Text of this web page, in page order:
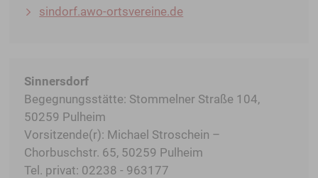
sindorf.awo-ortsvereine.de
Sinnersdorf
Begegnungsstätte: Stommelner Straße 104,
50259 Pulheim
Vorsitzende(r): Michael Stroschein –
Chorbuschstr. 65, 50259 Pulheim
Tel. privat: 02238 - 963177